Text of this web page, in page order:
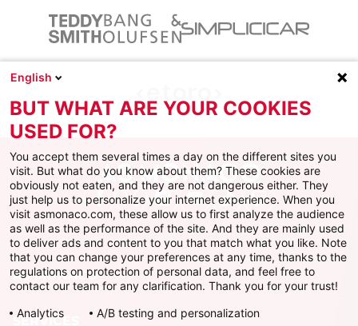
Facebook
X Instagram
YoutubeTikTokTwitch
AS MONACO
SERVICES
English
BUT WHAT ARE YOUR COOKIES
USED FOR?
You accept them several times a day on the different sites you
visit. But what do you know about them? These cookies are
obviously not eaten, and they are not dangerous either. They
just help us to personalize your internet experience. When you
visit asmonaco.com, these allow us to first analyze the audience
as well as the performance of the site. And they are mainly used
to deliver ads and content to you that match what you like. Note
that you can change your preferences at any time, thanks to the
regulations on protection of personal data, and feel free to
contact our team for any clarification. Thank you for your trust!
Analytics
A/B testing and personalization